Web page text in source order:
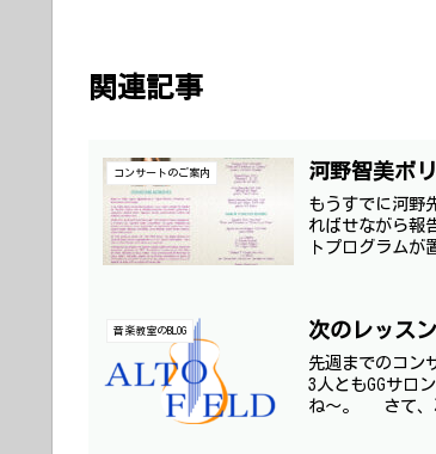
関連記事
コンサートのご案内 河野智美ボ
もうすでに河野
ればせながら報
トプログラム
音楽教室のBLOG 次のレッス
先週までのコン
3人ともGGサロ
ね～。 さて、